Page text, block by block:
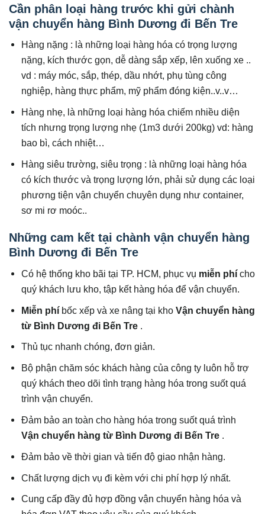
Cần phân loại hàng trước khi gửi chành
vận chuyển hàng Bình Dương đi Bến Tre
Hàng nặng : là những loại hàng hóa có trọng lượng
nặng, kích thước gọn, dễ dàng sắp xếp, lên xuống xe ..
vd : máy móc, sắp, thép, dầu nhớt, phụ tùng công
nghiệp, hàng thực phẩm, mỹ phẩm đóng kiện..v..v…
Hàng nhẹ, là những loại hàng hóa chiếm nhiều diện
tích nhưng trọng lượng nhẹ (1m3 dưới 200kg) vd: hàng
bao bì, cách nhiệt…
Hàng siêu trường, siêu trọng : là những loại hàng hóa
có kích thước và trọng lượng lớn, phải sử dụng các loại
phương tiện vận chuyển chuyên dụng như container,
sơ mi rơ moóc..
Những cam kết tại chành vận chuyển hàng
Bình Dương đi Bến Tre
Có hệ thống kho bãi tại TP. HCM, phục vụ miễn phícho
quý khách lưu kho, tập kết hàng hóa để vận chuyển.
Miễn phí bốc xếp và xe nâng tại khoVận chuyển hàng
từ Bình Dương đi Bến Tre .
Thủ tục nhanh chóng, đơn giản.
Bộ phận chăm sóc khách hàng của công ty luôn hỗ trợ
quý khách theo dõi tình trạng hàng hóa trong suốt quá
trình vận chuyển.
Đảm bảo an toàn cho hàng hóa trong suốt quá trình
Vận chuyển hàng từ Bình Dương đi Bến Tre .
Đảm bảo về thời gian và tiến độ giao nhận hàng.
Chất lượng dịch vụ đi kèm với chi phí hợp lý nhất.
Cung cấp đầy đủ hợp đồng vận chuyển hàng hóa và